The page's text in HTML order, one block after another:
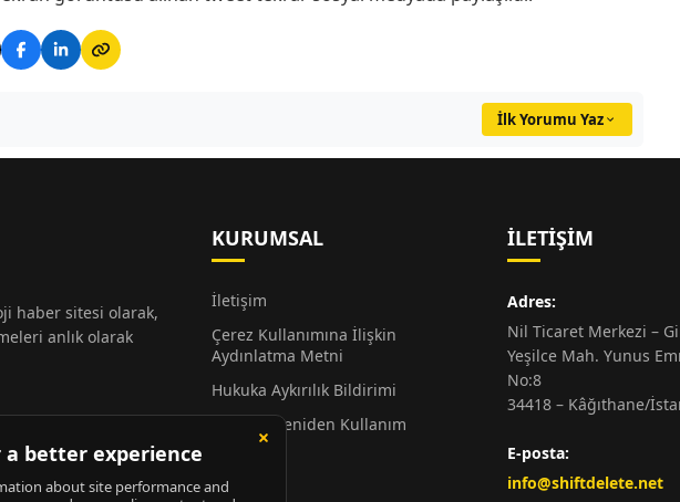
İlk Yorumu Yaz
haber sitesi olarak,
anlık olarak
KURUMSAL
İletişim
Çerez Kullanımına İlişkin
Aydınlatma Metni
Hukuka Aykırılık Bildirimi
Alıntı ve Yeniden Kullanım
Hakkında
Künye
İLETIŞIM
Adres:
Nil Ticaret Merkezi –
Yeşilce Mah. Yunus
No:8
34418 – Kâğıthane/
E-posta:
info@shiftdelete.net